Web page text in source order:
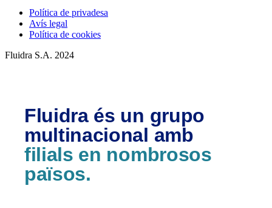
Política de privadesa
Avís legal
Política de cookies
Fluidra S.A. 2024
Fluidra és un grupo
multinacional amb
filials en nombrosos
països.